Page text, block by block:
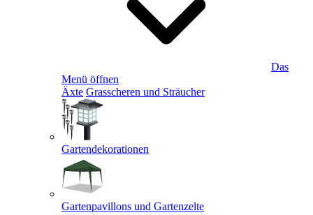
Das
Menü öffnen
Äxte Grasscheren und Sträucher
Gartendekorationen
Gartenpavillons und Gartenzelte